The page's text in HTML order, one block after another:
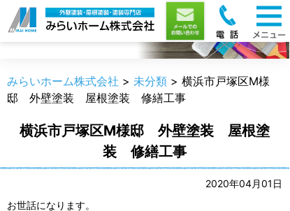
職人のうんちく
みらいホーム株式会社 > 未分類 > 横浜市戸塚区M様
邸 外壁塗装 屋根塗装 修繕工事
横浜市戸塚区M様邸 外壁塗装 屋根塗
装 修繕工事
2020年04月01日
お世話になります。